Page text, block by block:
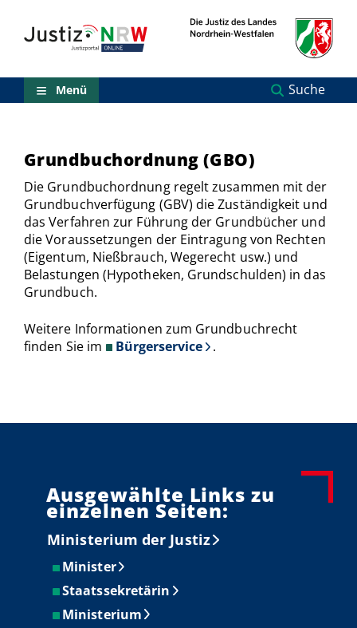
Inhalt
(Sprungmarken)
Menü
Zur
Entscheidungssuche
Zur
Hauptnavigation
Zum
aktuellen
Inhalt
Zu
ausgewählten
Links
einzelnen
Seiten
Menü Suche
Grundbuchordnung (GBO)
Die Grundbuchordnung regelt zusammen mit der
Grundbuchverfügung (GBV) die Zuständigkeit und
das Verfahren zur Führung der Grundbücher und
die Voraussetzungen der Eintragung von Rechten
(Eigentum, Nießbrauch, Wegerecht usw.) und
Belastungen (Hypotheken, Grundschulden) in das
Grundbuch.
Weitere Informationen zum Grundbuchrecht
finden Sie im
Bürgerservice .
Ausgewählte Links zu
einzelnen Seiten:
Ministerium der Justiz
Minister
Staatssekretärin
Ministerium